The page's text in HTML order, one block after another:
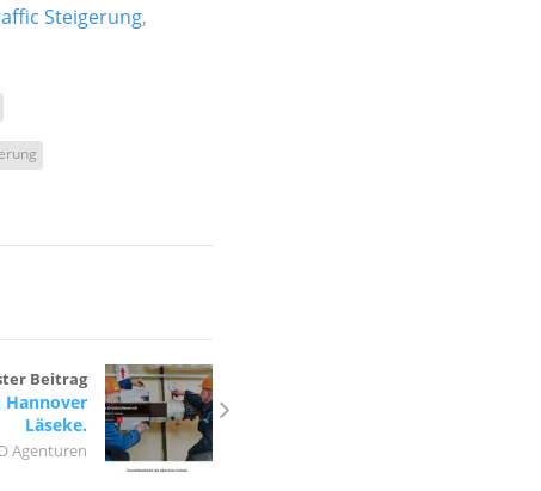
Steigerung,
Beitrag
Läseke.
Agenturen